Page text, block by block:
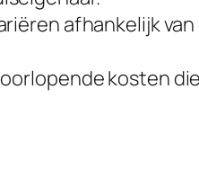
afhankelijk
kosten